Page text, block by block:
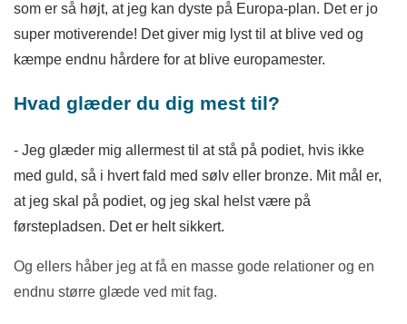
som er så højt, at jeg kan dyste på Europa-plan. Det er jo
super motiverende! Det giver mig lyst til at blive ved og
kæmpe endnu hårdere for at blive europamester.
Hvad glæder du dig mest til?
- Jeg glæder mig allermest til at stå på podiet, hvis ikke
med guld, så i hvert fald med sølv eller bronze. Mit mål er,
at jeg skal på podiet, og jeg skal helst være på
førstepladsen. Det er helt sikkert.
Og ellers håber jeg at få en masse gode relationer og en
endnu større glæde ved mit fag.